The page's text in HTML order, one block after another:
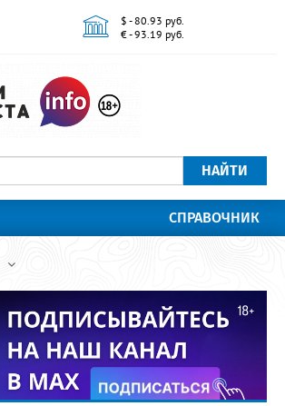
$ - 80.93 руб.
€ - 93.19 руб.
НАЙТИ
СПРАВОЧНИК